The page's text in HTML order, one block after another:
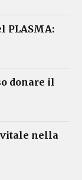
PLASMA:
donare il
nella